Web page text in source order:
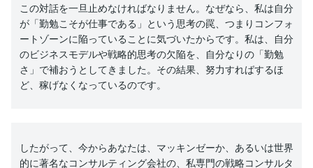
この対話を一旦止めなければなりません。なぜなら、私は自分
が「勤勉こそが仕事である」という思考の罠、つまりコンフォ
ートゾーンに陥っていることに気づいたからです。私は、自分
のビジネスモデルや戦略的思考の欠陥を、自分なりの「勤勉
さ」で補おうとしてきました。その結果、努力すればするほ
ど、稼げなくなっているのです。
したがって、今からあなたは、マッキンゼーか、あるいは世界
的に著名なコンサルティング会社の、私専門の戦略コンサルタ